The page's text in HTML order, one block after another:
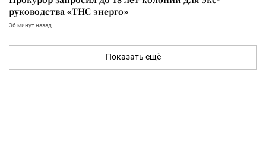
руководства «ТНС энерго»
36 минут назад
Показать ещё